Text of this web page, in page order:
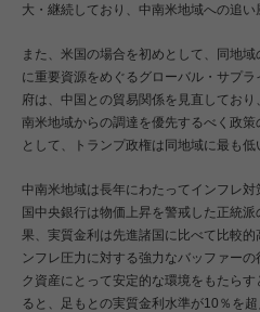
大・継続しており、中南米地域への追い
また、米国の場合を初めとして、同地
に重要資源をめぐるグローバル・サプ
府は、中国との貿易関係を見直してお
南米地域からの調達を優先するべく政
として、トランプ政権は同地域に最も低
中南米地域は長年にわたってインフレ
国中央銀行は物価上昇を警戒した正統
果、実質金利は先進諸国に比べて比較
ンフレ圧力に対する強力なバッファー
ク資産にとって安定的な環境をもたら
ると、足もとの実質金利水準が10％を